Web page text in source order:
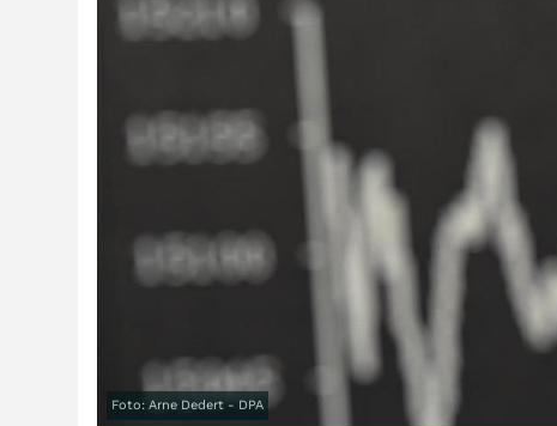
Foto: Arne Dedert - DPA